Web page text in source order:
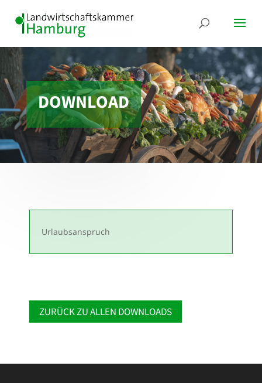
DOWNLOAD
Urlaubsanspruch
ZURÜCK ZU ALLEN DOWNLOADS